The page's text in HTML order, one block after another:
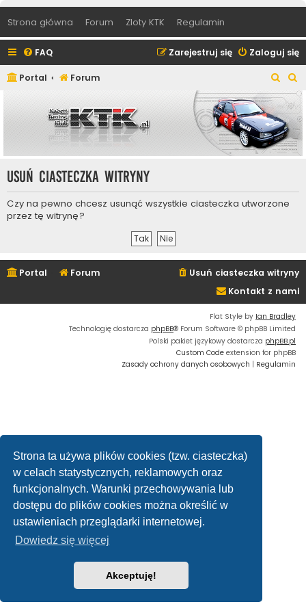
Strona ta używa plików cookies (tzw. ciasteczka)
w celach statystycznych, reklamowych oraz
funkcjonalnych. Warunki przechowywania lub
dostępu do plików cookies można określić w
ustawieniach przeglądarki internetowej.
Dowiedz się więcej
Akceptuję!
Strona główna Forum Zloty KTK Regulamin
FAQ Zaloguj się
Zarejestruj się
Portal Forum
z
u
k
z
u
k
a
Usuń ciasteczka witryny
Czy na pewno chcesz usunąć wszystkie ciasteczka utworzone
przez tę witrynę?
Portal Forum
Usuń ciasteczka witryny
Kontakt z nami
Flat Style by Ian Bradley
Technologię dostarcza phpBB® Forum Software © phpBB Limited
Polski pakiet językowy dostarcza phpBB.pl
Custom Code extension for phpBB
Zasady ochrony danych osobowych | Regulamin